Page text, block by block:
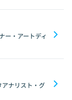
ー・アートディ
ナリスト・グ